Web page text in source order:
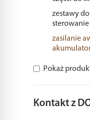
zestawy
sterowanie
zasilanie
Pokaż
Kontakt z